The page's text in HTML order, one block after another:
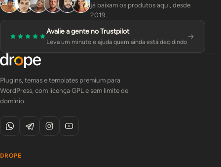
já baixam os produtos aqui, desde
2019.
Avalie a gente no Trustpilot
Leva um minuto e ajuda quem ainda está decidindo
Plugins, temas e templates premium para
WordPress, com licença GPL e sem limite de
domínio.
DROPE